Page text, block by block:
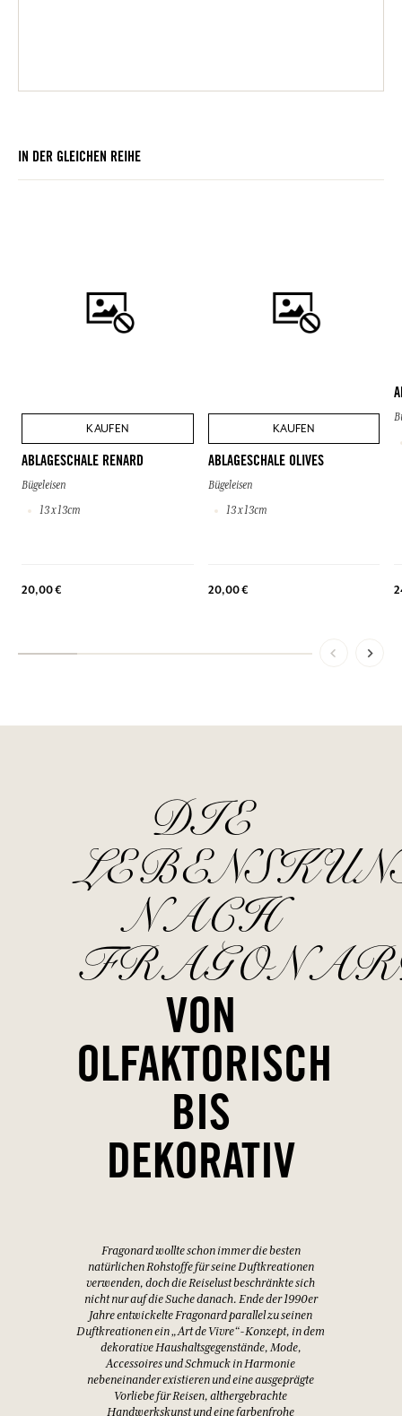
IN DER GLEICHEN REIHE
KAUFEN
ABLAGESCHALE RENARD
Bügeleisen
13 x 13cm
20,00 €
KAUFEN
ABLAGESCHALE OLIVES
Bügeleisen
13 x 13cm
20,00 €
DIE
NACH
VON
OLFAKTORISCH
BIS
DEKORATIV
Fragonard wollte schon immer die besten
natürlichen Rohstoffe für seine Duftkreationen
verwenden, doch die Reiselust beschränkte sich
nicht nur auf die Suche danach. Ende der 1990er
Jahre entwickelte Fragonard parallel zu seinen
Duftkreationen ein „Art de Vivre“-Konzept, in dem
dekorative Haushaltsgegenstände, Mode,
Accessoires und Schmuck in Harmonie
nebeneinander existieren und eine ausgeprägte
Vorliebe für Reisen, althergebrachte
Handwerkskunst und eine farbenfrohe